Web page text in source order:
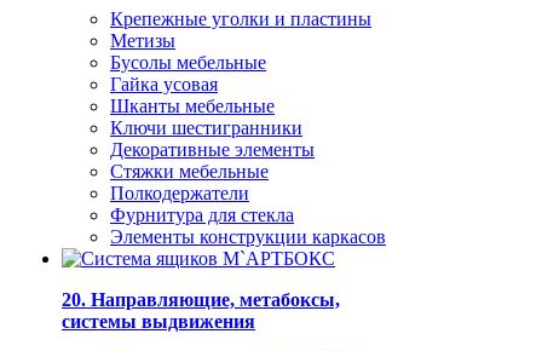
Крепежные уголки и пластины
Метизы
Бусолы мебельные
Гайка усовая
Шканты мебельные
Ключи шестигранники
Декоративные элементы
Стяжки мебельные
Полкодержатели
Фурнитура для стекла
Элементы конструкции каркасов
20. Направляющие, метабоксы,
системы выдвижения